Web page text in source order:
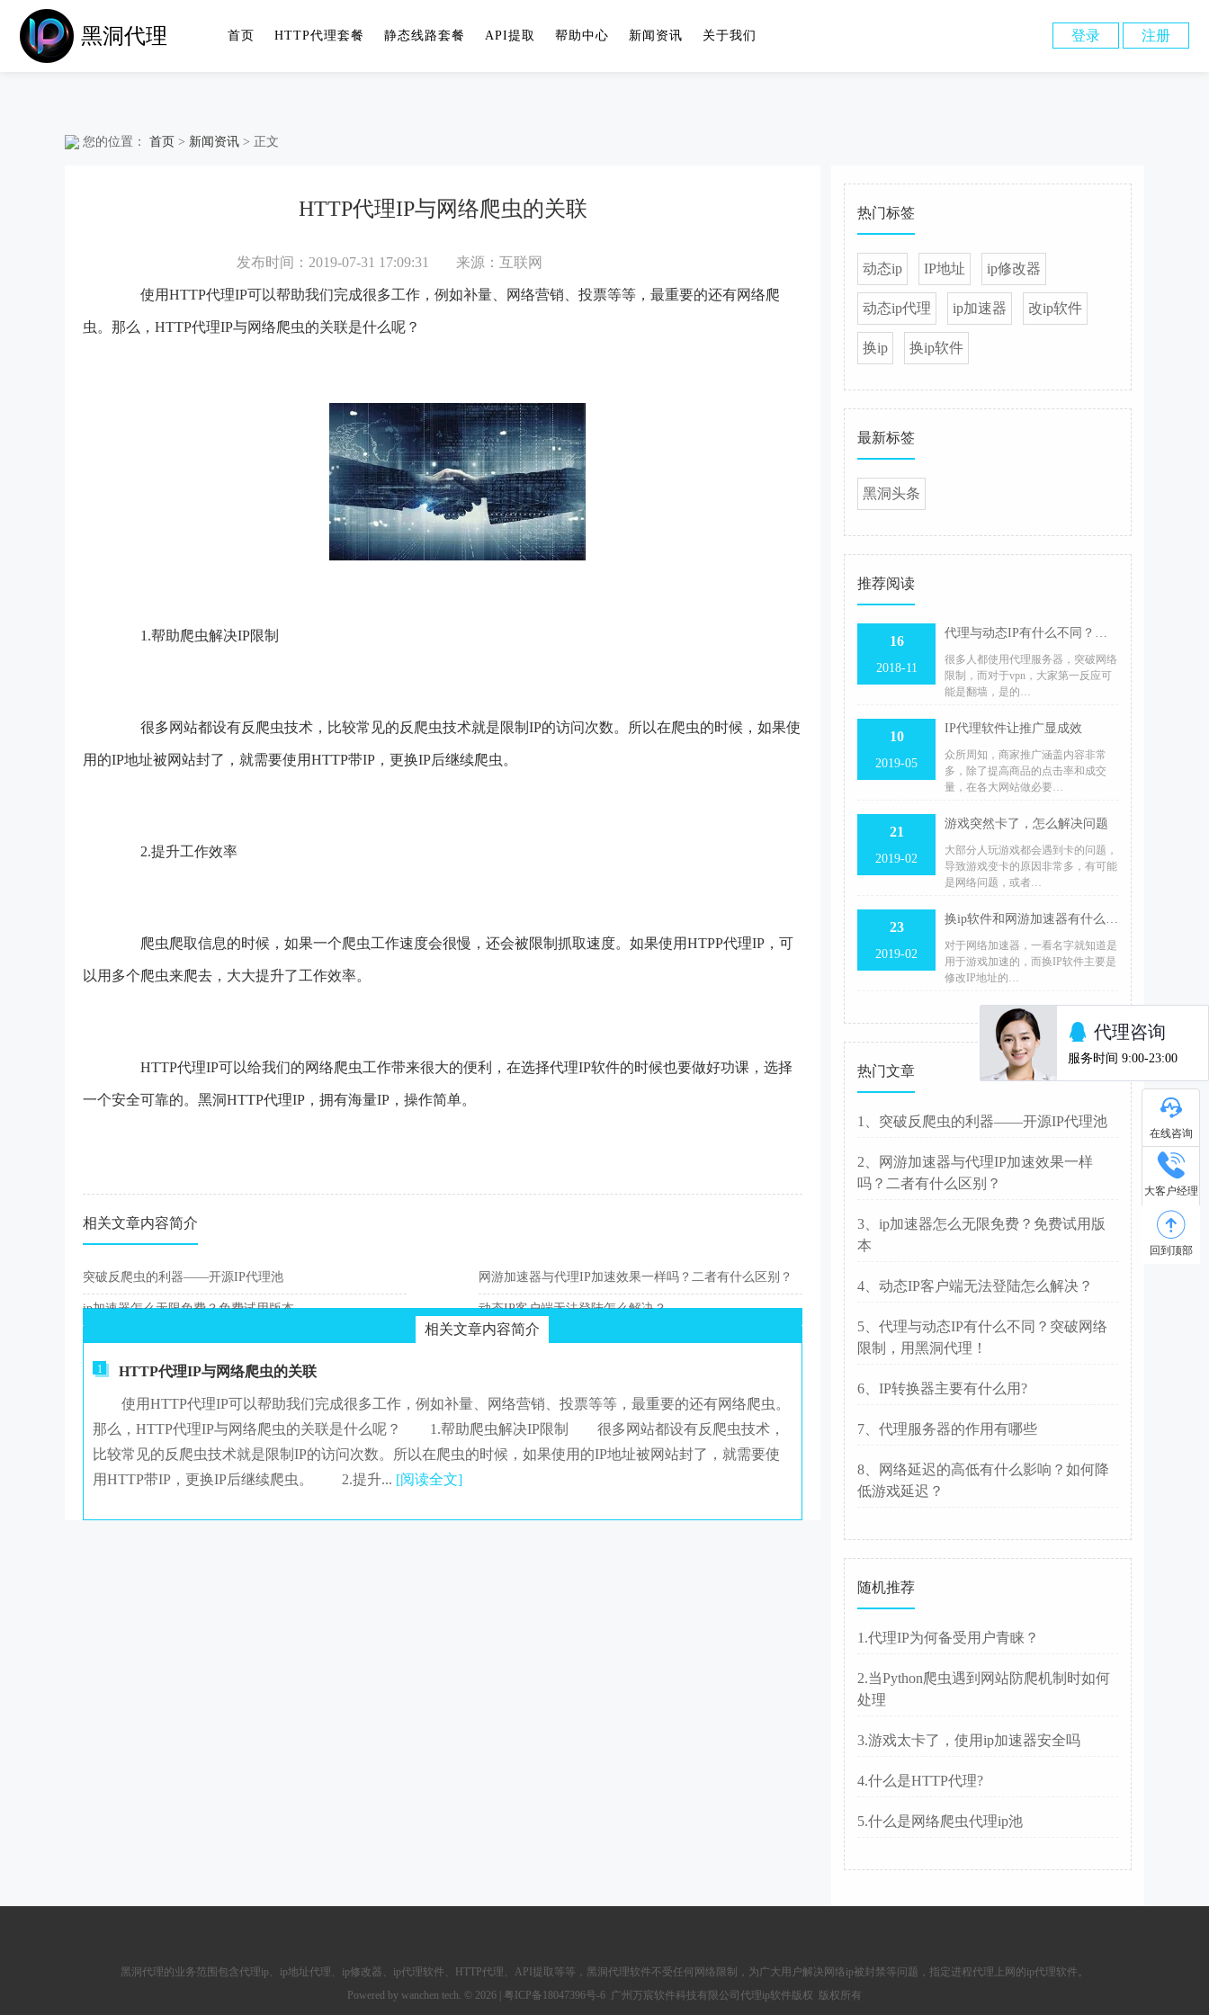
黑洞代理 首页 HTTP代理套餐 静态线路套餐 API提取 帮助中心 新闻资讯 关于我们 登录 注册
您的位置： 首页 > 新闻资讯 > 正文
HTTP代理IP与网络爬虫的关联
发布时间：2019-07-31 17:09:31 来源：互联网
使用HTTP代理IP可以帮助我们完成很多工作，例如补量、网络营销、投票等等，最重要的还有网络爬
虫。那么，HTTP代理IP与网络爬虫的关联是什么呢？
1.帮助爬虫解决IP限制
很多网站都设有反爬虫技术，比较常见的反爬虫技术就是限制IP的访问次数。所以在爬虫的时候，如果使
用的IP地址被网站封了，就需要使用HTTP带IP，更换IP后继续爬虫。
2.提升工作效率
爬虫爬取信息的时候，如果一个爬虫工作速度会很慢，还会被限制抓取速度。如果使用HTPP代理IP，可
以用多个爬虫来爬去，大大提升了工作效率。
HTTP代理IP可以给我们的网络爬虫工作带来很大的便利，在选择代理IP软件的时候也要做好功课，选择
一个安全可靠的。黑洞HTTP代理IP，拥有海量IP，操作简单。
相关文章内容简介
突破反爬虫的利器——开源IP代理池 网游加速器与代理IP加速效果一样吗？二者有什么区别？
ip加速器怎么无限免费？免费试用版本 动态IP客户端无法登陆怎么解决？
相关文章内容简介
1 HTTP代理IP与网络爬虫的关联
使用HTTP代理IP可以帮助我们完成很多工作，例如补量、网络营销、投票等等，最重要的还有网络爬虫。
那么，HTTP代理IP与网络爬虫的关联是什么呢？ 1.帮助爬虫解决IP限制 很多网站都设有反爬虫技术，
比较常见的反爬虫技术就是限制IP的访问次数。所以在爬虫的时候，如果使用的IP地址被网站封了，就需要使
用HTTP带IP，更换IP后继续爬虫。 2.提升... [阅读全文]
热门标签
动态ip IP地址 ip修改器
动态ip代理 ip加速器 改ip软件
换ip 换ip软件
最新标签
黑洞头条
推荐阅读
16
2018-11
代理与动态IP有什么不同？突破网络限制，用黑洞代理！
很多人都使用代理服务器，突破网络
限制，而对于vpn，大家第一反应可
能是翻墙，是的…
10
2019-05
IP代理软件让推广显成效
众所周知，商家推广涵盖内容非常
多，除了提高商品的点击率和成交
量，在各大网站做必要…
21
2019-02
游戏突然卡了，怎么解决问题
大部分人玩游戏都会遇到卡的问题，
导致游戏变卡的原因非常多，有可能
是网络问题，或者…
23
2019-02
换ip软件和网游加速器有什么区别？
对于网络加速器，一看名字就知道是
用于游戏加速的，而换IP软件主要是
修改IP地址的…
热门文章
1、突破反爬虫的利器——开源IP代理池
2、网游加速器与代理IP加速效果一样
吗？二者有什么区别？
3、ip加速器怎么无限免费？免费试用版
本
4、动态IP客户端无法登陆怎么解决？
5、代理与动态IP有什么不同？突破网络
限制，用黑洞代理！
6、IP转换器主要有什么用?
7、代理服务器的作用有哪些
8、网络延迟的高低有什么影响？如何降
低游戏延迟？
随机推荐
1.代理IP为何备受用户青睐？
2.当Python爬虫遇到网站防爬机制时如何
处理
3.游戏太卡了，使用ip加速器安全吗
4.什么是HTTP代理?
5.什么是网络爬虫代理ip池
在线咨询
大客户经理
回到顶部
黑洞代理的业务范围包含代理ip 、ip地址代理、ip修改器、 ip代理软件 HTTP代理 、API提取等等，黑洞代理软件不受任何网络限制，为广大用户解决网络ip被封禁等问题，指定进程代理上网的ip代理软件。
Powered by wanchen tech. © 2026 | 粤ICP备18047396号-6 广州万宸软件科技有限公司代理ip软件版权 版权所有